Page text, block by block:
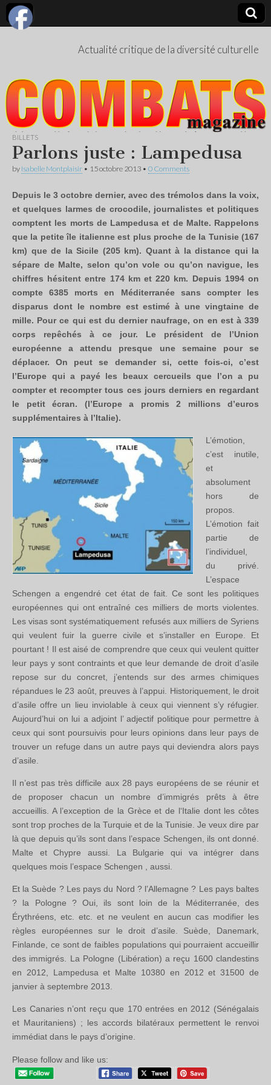
Actualité critique de la diversité culturelle
BILLETS
Parlons juste : Lampedusa
by Isabelle Montplaisir • 15 octobre 2013 • 0 Comments
Depuis le 3 octobre dernier, avec des trémolos dans la voix,
et quelques larmes de crocodile, journalistes et politiques
comptent les morts de Lampedusa et de Malte. Rappelons
que la petite île italienne est plus proche de la Tunisie (167
km) que de la Sicile (205 km). Quant à la distance qui la
sépare de Malte, selon qu’on vole ou qu’on navigue, les
chiffres hésitent entre 174 km et 220 km. Depuis 1994 on
compte 6385 morts en Méditerranée sans compter les
disparus dont le nombre est estimé à une vingtaine de
mille. Pour ce qui est du dernier naufrage, on en est à 339
corps repêchés à ce jour. Le président de l’Union
européenne a attendu presque une semaine pour se
déplacer. On peut se demander si, cette fois-ci, c’est
l’Europe qui a payé les beaux cercueils que l’on a pu
compter et recompter tous ces jours derniers en regardant
le petit écran. (l’Europe a promis 2 millions d’euros
supplémentaires à l’Italie).
L’émotion,
c’est inutile,
et
absolument
hors de
propos.
L’émotion fait
partie de
l’individuel,
du privé.
L’espace
Schengen a engendré cet état de fait. Ce sont les politiques
européennes qui ont entraîné ces milliers de morts violentes.
Les visas sont systématiquement refusés aux milliers de Syriens
qui veulent fuir la guerre civile et s’installer en Europe. Et
pourtant ! Il est aisé de comprendre que ceux qui veulent quitter
leur pays y sont contraints et que leur demande de droit d’asile
repose sur du concret, j’entends sur des armes chimiques
répandues le 23 août, preuves à l’appui. Historiquement, le droit
d’asile offre un lieu inviolable à ceux qui viennent s’y réfugier.
Aujourd’hui on lui a adjoint l’ adjectif politique pour permettre à
ceux qui sont poursuivis pour leurs opinions dans leur pays de
trouver un refuge dans un autre pays qui deviendra alors pays
d’asile.
Il n’est pas très difficile aux 28 pays européens de se réunir et
de proposer chacun un nombre d’immigrés prêts à être
accueillis. A l’exception de la Grèce et de l‘Italie dont les côtes
sont trop proches de la Turquie et de la Tunisie. Je veux dire par
là que depuis qu’ils sont dans l’espace Schengen, ils ont donné.
Malte et Chypre aussi. La Bulgarie qui va intégrer dans
quelques mois l’espace Schengen , aussi.
Et la Suède ? Les pays du Nord ? l’Allemagne ? Les pays baltes
? la Pologne ? Oui, ils sont loin de la Méditerranée, des
Érythréens, etc. etc. et ne veulent en aucun cas modifier les
règles européennes sur le droit d’asile. Suède, Danemark,
Finlande, ce sont de faibles populations qui pourraient accueillir
des immigrés. La Pologne (Libération) a reçu 1600 clandestins
en 2012, Lampedusa et Malte 10380 en 2012 et 31500 de
janvier à septembre 2013.
Les Canaries n’ont reçu que 170 entrées en 2012 (Sénégalais
et Mauritaniens) ; les accords bilatéraux permettent le renvoi
immédiat dans le pays d’origine.
Please follow and like us: